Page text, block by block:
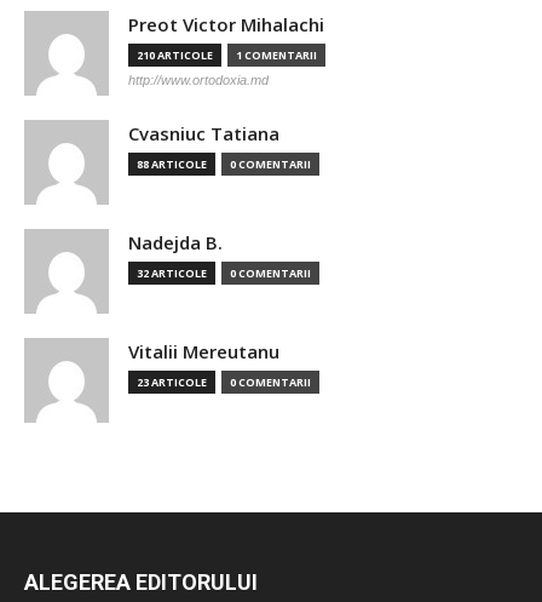
Preot Victor Mihalachi
210 ARTICOLE 1 COMENTARII
http://www.ortodoxia.md
Cvasniuc Tatiana
88 ARTICOLE 0 COMENTARII
Nadejda B.
32 ARTICOLE 0 COMENTARII
Vitalii Mereutanu
23 ARTICOLE 0 COMENTARII
ALEGEREA EDITORULUI